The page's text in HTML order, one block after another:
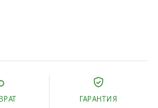
ГАРАНТИЯ